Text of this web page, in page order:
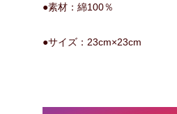
●素材：綿100％
●サイズ：23cm×23cm